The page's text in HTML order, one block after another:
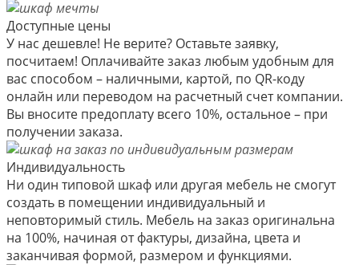
Доступные цены
У нас дешевле! Не верите? Оставьте заявку,
посчитаем! Оплачивайте заказ любым удобным для
вас способом – наличными, картой, по QR-коду
онлайн или переводом на расчетный счет компании.
Вы вносите предоплату всего 10%, остальное – при
получении заказа.
Индивидуальность
Ни один типовой шкаф или другая мебель не смогут
создать в помещении индивидуальный и
неповторимый стиль. Мебель на заказ оригинальна
на 100%, начиная от фактуры, дизайна, цвета и
заканчивая формой, размером и функциями.